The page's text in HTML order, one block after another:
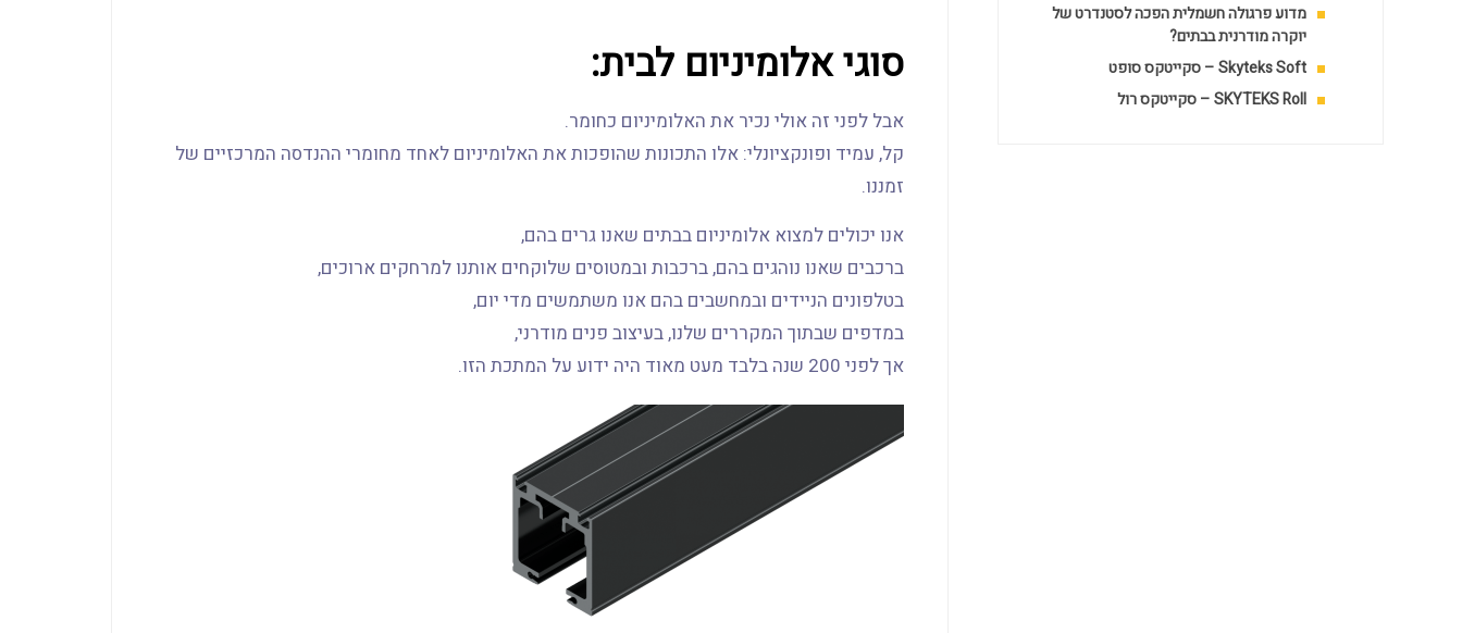
סוגי אלומיניום לבית:
אבל לפני זה אולי נכיר את האלומיניום כחומר.
קל, עמיד ופונקציונלי: אלו התכונות שהופכות את האלומיניום לאחד מחומרי ההנדסה המרכזיים של
זמננו.
אנו יכולים למצוא אלומיניום בבתים שאנו גרים בהם,
ברכבים שאנו נוהגים בהם, ברכבות ובמטוסים שלוקחים אותנו למרחקים ארוכים,
בטלפונים הניידים ובמחשבים בהם אנו משתמשים מדי יום,
במדפים שבתוך המקררים שלנו, בעיצוב פנים מודרני,
אך לפני 200 שנה בלבד מעט מאוד היה ידוע על המתכת הזו.
מדוע פרגולה חשמלית הפכה לסטנדרט של
יוקרה מודרנית בבתים?
Skyteks Soft – סקייטקס סופט
SKYTEKS Roll – סקייטקס רול